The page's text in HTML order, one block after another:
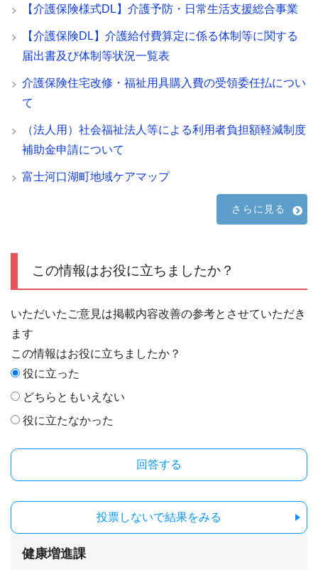
【介護保険様式DL】介護予防・日常生活支援総合事業
【介護保険DL】介護給付費算定に係る体制等に関する
届出書及び体制等状況一覧表
介護保険住宅改修・福祉用具購入費の受領委任払につい
て
（法人用）社会福祉法人等による利用者負担額軽減制度
補助金申請について
富士河口湖町地域ケアマップ
さらに見る
この情報はお役に立ちましたか？
いただいたご意見は掲載内容改善の参考とさせていただき
ます
この情報はお役に立ちましたか？
役に立った
どちらともいえない
役に立たなかった
投票しないで結果をみる
健康増進課